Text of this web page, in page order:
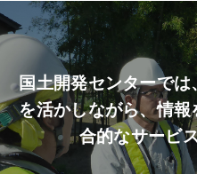
国土開発センターでは
を活かしながら、情報
合的なサービ